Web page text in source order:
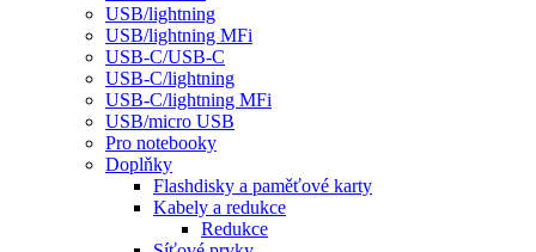
USB/lightning
USB/lightning MFi
USB-C/USB-C
USB-C/lightning
USB-C/lightning MFi
USB/micro USB
Pro notebooky
Doplňky
Flashdisky a paměťové karty
Kabely a redukce
Redukce